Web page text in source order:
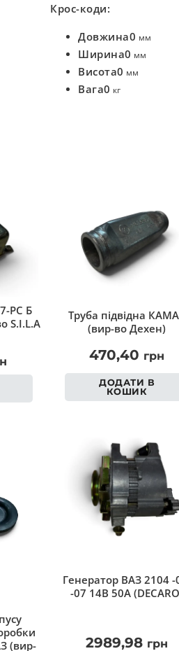
Крос-коди:
Довжина0 мм
Ширина0 мм
Висота0 мм
Вага0 кг
РС Б
S.I.L.A
Труба підвідна
(вир-во Дехен)
470,40 грн
ДОДАТИ В
КОШИК
(вир-
Генератор ВАЗ 2104 -
-07 14В 50А
2989,98 грн